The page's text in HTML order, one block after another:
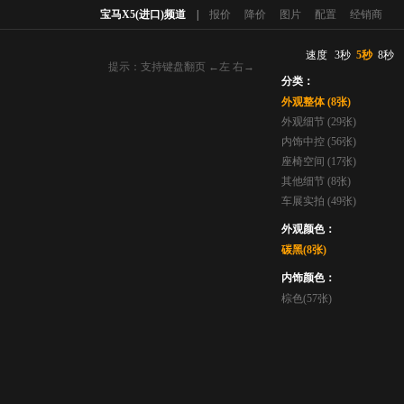
宝马X5(进口)频道 报价 降价 图片 配置 经销商
提示：支持键盘翻页 ←左 右→
速度 3秒 5秒 8秒
分类：
外观整体 (8张)
外观细节 (29张)
内饰中控 (56张)
座椅空间 (17张)
其他细节 (8张)
车展实拍 (49张)
外观颜色：
碳黑(8张)
内饰颜色：
棕色(57张)